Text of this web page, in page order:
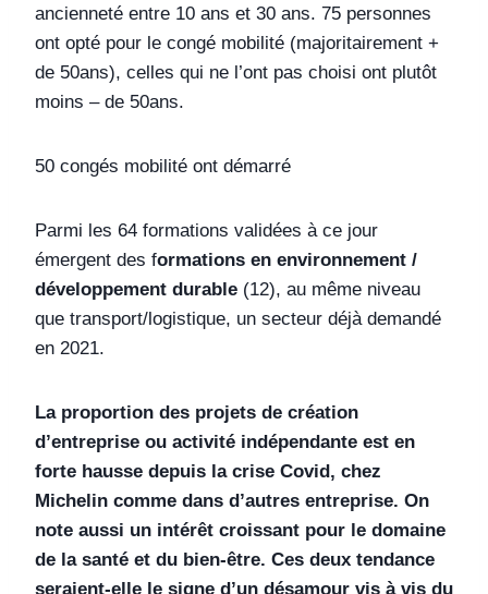
ancienneté entre 10 ans et 30 ans. 75 personnes
ont opté pour le congé mobilité (majoritairement +
de 50ans), celles qui ne l’ont pas choisi ont plutôt
moins – de 50ans.
50 congés mobilité ont démarré
Parmi les 64 formations validées à ce jour
émergent des formations en environnement /
développement durable (12), au même niveau
que transport/logistique, un secteur déjà demandé
en 2021.
La proportion des projets de création
d’entreprise ou activité indépendante est en
forte hausse depuis la crise Covid, chez
Michelin comme dans d’autres entreprise. On
note aussi un intérêt croissant pour le domaine
de la santé et du bien-être. Ces deux tendance
seraient-elle le signe d’un désamour vis à vis du